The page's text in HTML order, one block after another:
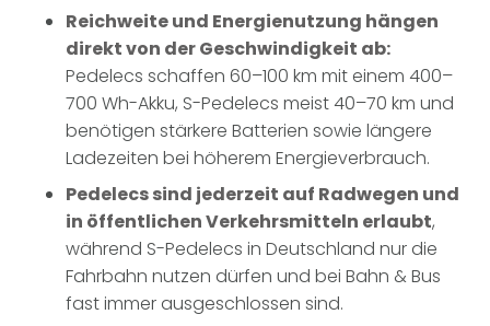
Reichweite und Energienutzung hängen
direkt von der Geschwindigkeit ab:
Pedelecs schaffen 60–100 km mit einem 400–
700 Wh-Akku, S-Pedelecs meist 40–70 km und
benötigen stärkere Batterien sowie längere
Ladezeiten bei höherem Energieverbrauch.
Pedelecs sind jederzeit auf Radwegen und
in öffentlichen Verkehrsmitteln erlaubt,
während S-Pedelecs in Deutschland nur die
Fahrbahn nutzen dürfen und bei Bahn & Bus
fast immer ausgeschlossen sind.